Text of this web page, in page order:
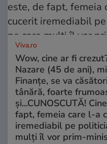
Viva.ro
Wow, cine ar fi
Nazare (45 de ani),
Finanțe, se va
tânără, foarte
și...CUNOSCUTĂ!
fapt, femeia care l-a
iremediabil pe
mulți îl vor prim-